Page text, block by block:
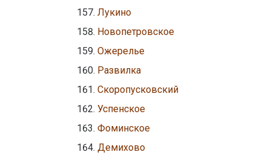
Лукино
Новопетровское
Ожерелье
Развилка
Скоропусковский
Успенское
Фоминское
Демихово